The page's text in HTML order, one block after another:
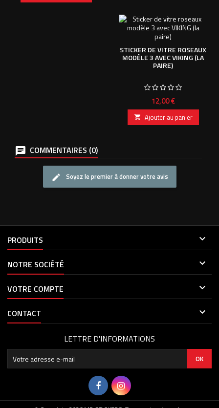
STICKER DE VITRE ROSEAUX
MODÈLE 3 AVEC VIKING (LA
PAIRE)
Prix
12,00 €
 Ajouter au panier
COMMENTAIRES (0)
Soyez le premier à donner votre avis
PRODUITS 
NOTRE SOCIÉTÉ 
VOTRE COMPTE 
CONTACT 
LETTRE D'INFORMATIONS